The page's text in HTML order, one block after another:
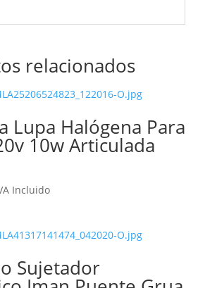
relacionados
Lupa Halógena Para
10w Articulada
Incluido
Sujetador